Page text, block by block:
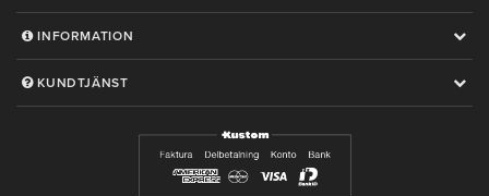
INFORMATION
KUNDTJÄNST